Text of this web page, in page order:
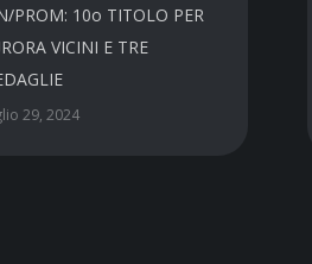
PROM: 10o TITOLO PER
VICINI E TRE
29, 2024